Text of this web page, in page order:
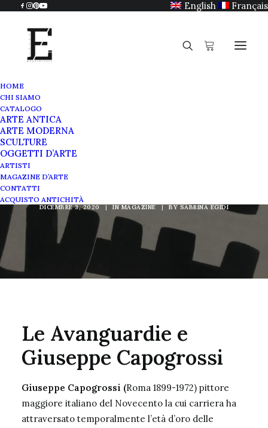
English Français
HOME
CHI SIAMO
CATALOGO
ARTE ANTICA
ARTE MODERNA
SCULTURE
OGGETTI D’ARTE
ARTISTI
MAGAZINE D’ARTE
CONTATTI
ACQUISTO ANTICHITÀ
Le Avanguardie e
Giuseppe Capogrossi
DICEMBRE 3, 2020 | INMAGAZINE | BYSABRINA EGIDI
Le Avanguardie e
Giuseppe Capogrossi
Giuseppe Capogrossi (Roma 1899-1972) pittore
maggiore italiano del Novecento la cui carriera ha
attraversato temporalmente l’età d’oro delle